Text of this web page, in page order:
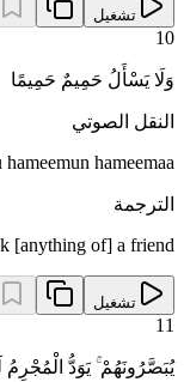
تشغيل
10
وَلَا يَسْأَلُ حَمِيمٌ حَمِيمًا
النقل الصوتي
hameemaa
الترجمة
[anything of] a friend,
تشغيل
11
يُبَصَّرُونَهُمْ ۚ يَوَدُّ الْمُجْرِمُ